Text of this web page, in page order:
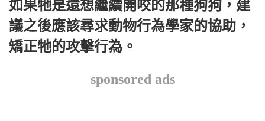
如果牠是還想繼續開咬的那種狗狗，建
議之後應該尋求動物行為學家的協助，
矯正牠的攻擊行為。
sponsored ads